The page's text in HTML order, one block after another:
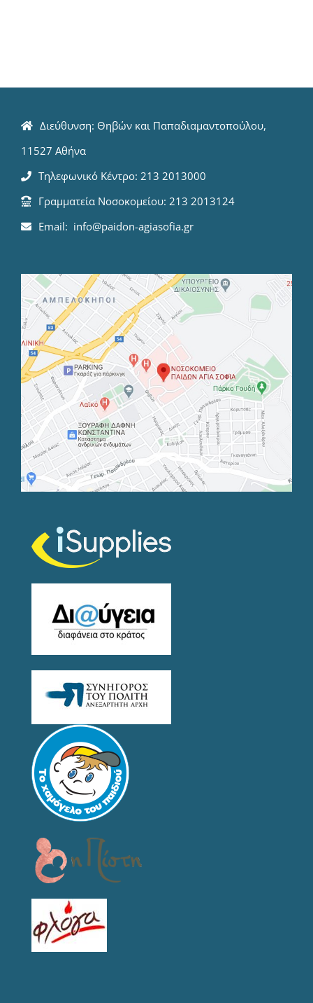
Διεύθυνση: Θηβών και Παπαδιαμαντοπούλου,
11527 Αθήνα
Τηλεφωνικό Κέντρο: 213 2013000
Γραμματεία Νοσοκομείου: 213 2013124
Email: info@paidon-agiasofia.gr